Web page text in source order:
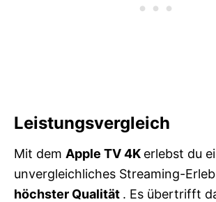
Leistungsvergleich
Mit dem Apple TV 4K erlebst du
unvergleichliches Streaming-
höchster Qualität . Es übertrifft